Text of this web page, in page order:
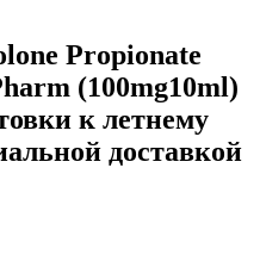
Propionate
(100mg10ml)
к летнему
доставкой